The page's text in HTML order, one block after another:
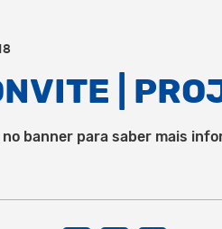
|
no banner para saber mais